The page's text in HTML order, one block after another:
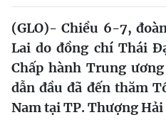
(GLO)- Chiều 6-7,
Lai do đồng chí Thái
Chấp hành Trung
dẫn đầu đã đến thăm
Nam tại TP. Thượng